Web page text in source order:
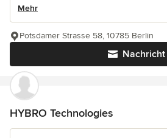
Mehr
Nachricht
Potsdamer Strasse 58, 10785 Berlin
HYBRO Technologies